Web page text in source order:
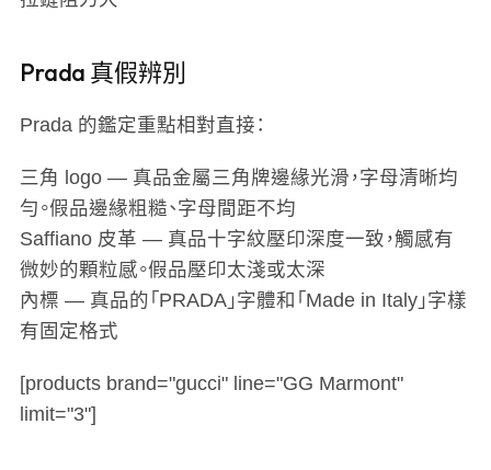
Prada 真假辨別
Prada 的鑑定重點相對直接：
三角 logo— 真品金屬三角牌邊緣光滑，字母清晰均
勻。假品邊緣粗糙、字母間距不均
Saffiano 皮革 — 真品十字紋壓印深度一致，觸感有
微妙的顆粒感。假品壓印太淺或太深
內標 — 真品的「PRADA」字體和「Made in Italy」字樣
有固定格式
[products brand="gucci" line="GG Marmont"
limit="3"]